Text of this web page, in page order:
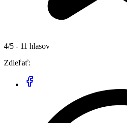
4/5 - 11 hlasov
Zdieľať: